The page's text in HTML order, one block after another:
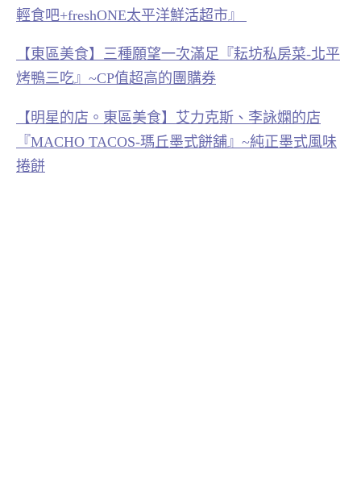
輕食吧+freshONE太平洋鮮活超市』
【東區美食】三種願望一次滿足『耘坊私房菜-北平
烤鴨三吃』~CP值超高的團購券
【明星的店。東區美食】艾力克斯、李詠嫻的店
『MACHO TACOS-瑪丘墨式餅舖』~純正墨式風味
捲餅